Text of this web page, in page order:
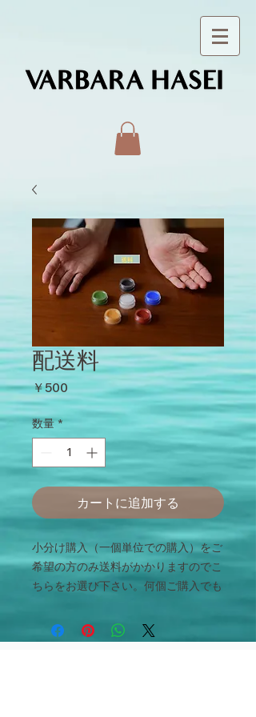
配送料
￥500
格
数量 *
カートに追加する
小分け購入（一個単位での購入）をご
希望の方のみ送料がかかりますのでこ
ちらをお選び下さい。何個ご購入でも
（例：黄１個＋緑１個の場合送料５０
０円）